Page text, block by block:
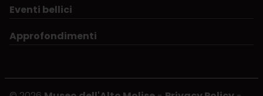
Eventi bellici
Approfondimenti